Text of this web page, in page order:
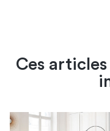
Ces